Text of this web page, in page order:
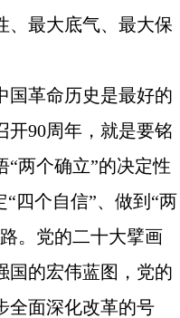
、最大底气、最大保
国革命历史是最好的
开90周年，就是要铭
“两个确立”的决定性
四个自信”、做到“两
。党的二十大擘画
国的宏伟蓝图，党的
全面深化改革的号